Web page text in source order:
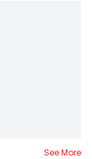
See More